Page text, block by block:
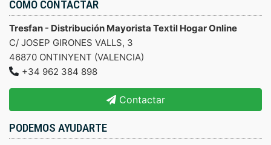
CÓMO CONTACTAR
Tresfan - Distribución Mayorista Textil Hogar Online
C/ JOSEP GIRONES VALLS, 3
46870 ONTINYENT (VALENCIA)
+34 962 384 898
Contactar
PODEMOS AYUDARTE